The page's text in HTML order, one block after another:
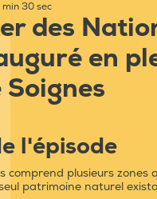
min 30 sec
des
en
l'épisode
comprend plusieurs zones
patrimoine naturel